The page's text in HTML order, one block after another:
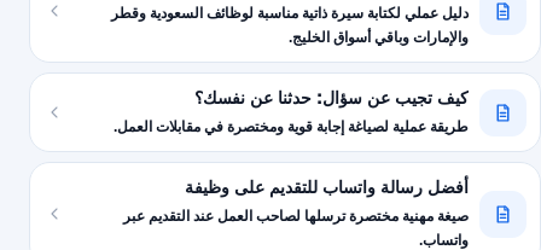
دليل عملي لكتابة سيرة ذاتية مناسبة لوظائف السعودية وقطر
والإمارات وباقي أسواق الخليج.
كيف تجيب عن سؤال: حدثنا عن نفسك؟
طريقة عملية لصياغة إجابة قوية ومختصرة في مقابلات العمل.
أفضل رسالة واتساب للتقديم على وظيفة
صيغة مهنية مختصرة ترسلها لصاحب العمل عند التقديم عبر
واتساب.